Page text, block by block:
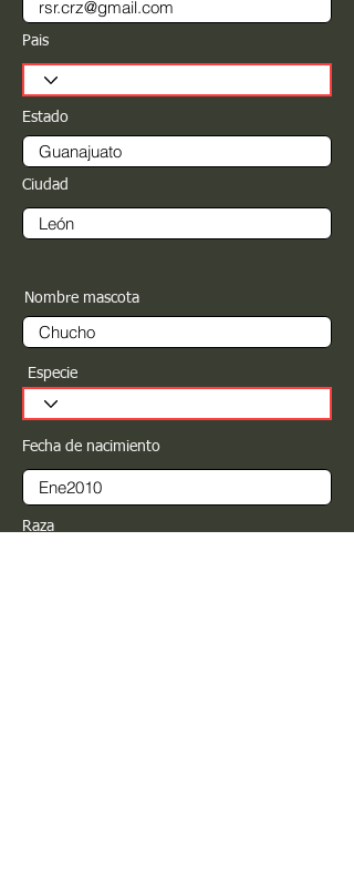
Pais
Estado
Ciudad
Nombre mascota
Especie
Fecha de nacimiento
Raza